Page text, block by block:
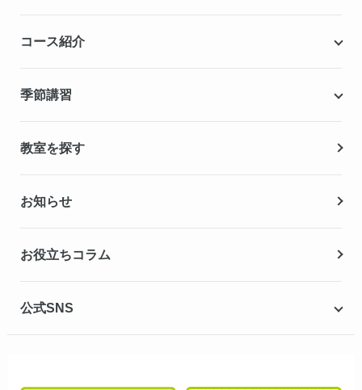
無料学力診断テスト
無料体験授業
コース紹介
高校生の個別指導コース
季節講習
冬期講習
教室を探す
お知らせ
お役立ちコラム
公式SNS